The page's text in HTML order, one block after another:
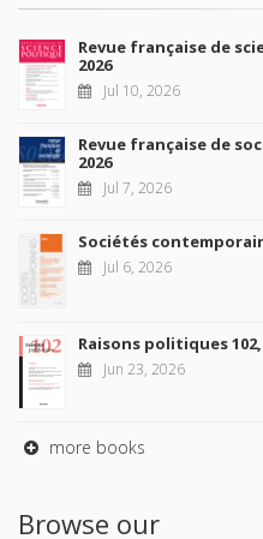
Revue française de
2026
Jul 10, 2026
Revue française de
2026
Jul 7, 2026
Sociétés
Jul 6, 2026
Raisons politiques 102,
Jun 23, 2026
more books
Browse our